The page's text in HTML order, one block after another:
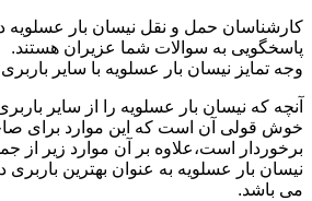
کارشناسان حمل و نقل نیسان بار عسلویه
پاسخگویی به سوالات شما عزیران هستند.
وجه تمایز نیسان بار عسلویه با سایر باربری
آنچه که نیسان بار عسلویه را از سایر
خوش قولی آن است که این موارد برای
برخوردار است،علاوه بر آن موارد زیر از
نیسان بار عسلویه به عنوان بهترین باربری
می باشد.